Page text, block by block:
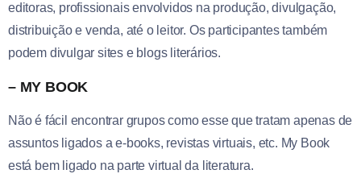
editoras, profissionais envolvidos na produção, divulgação,
distribuição e venda, até o leitor. Os participantes também
podem divulgar sites e blogs literários.
– MY BOOK
Não é fácil encontrar grupos como esse que tratam apenas de
assuntos ligados a e-books, revistas virtuais, etc. My Book
está bem ligado na parte virtual da literatura.